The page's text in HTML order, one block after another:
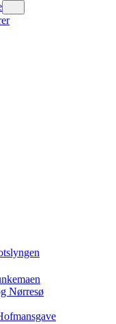
Nørresø